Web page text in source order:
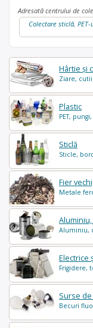
Hârtie și
Ziare,
Plastic
PET,
Sticlă
Sticle,
Fier
Metale
Aluminiu,
Electrice
Frigidere,
Surse
Becuri
Adresată centrului de
Colectare sticlă,